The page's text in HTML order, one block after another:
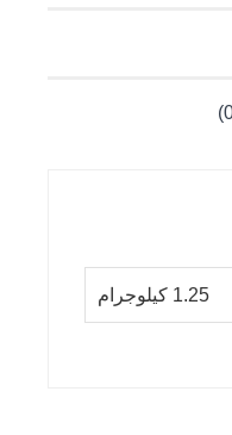
1.25 كيلوجرام